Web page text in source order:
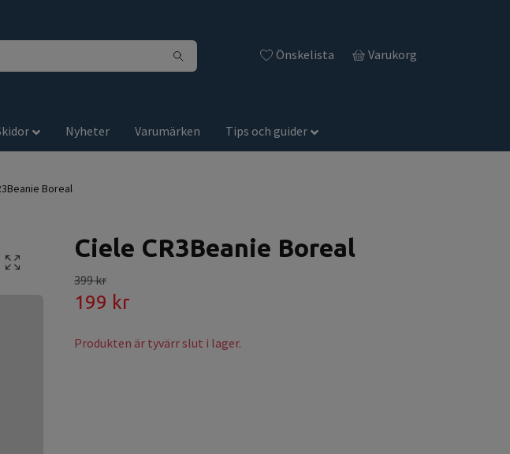
Önskelista Varukorg
Nyheter Varumärken Tips och guider
Boreal
Ciele CR3Beanie Boreal
399 kr
199 kr
Produkten är tyvärr slut i lager.